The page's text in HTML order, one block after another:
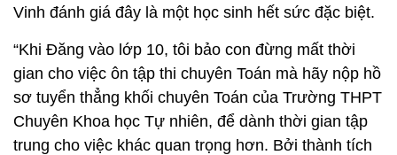
Vinh đánh giá đây là một học sinh hết sức đặc biệt.
“Khi Đăng vào lớp 10, tôi bảo con đừng mất thời
gian cho việc ôn tập thi chuyên Toán mà hãy nộp hồ
sơ tuyển thẳng khối chuyên Toán của Trường THPT
Chuyên Khoa học Tự nhiên, để dành thời gian tập
trung cho việc khác quan trọng hơn. Bởi thành tích